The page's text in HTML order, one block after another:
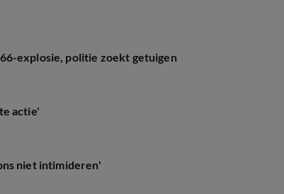
explosie, politie zoekt getuigen
actie'
niet intimideren'